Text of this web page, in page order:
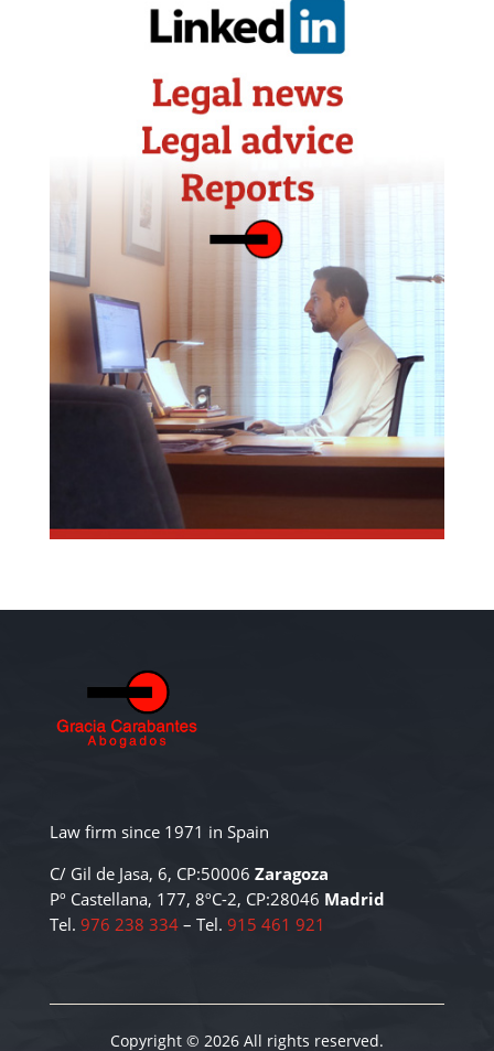
Law firm since 1971 in Spain
C/ Gil de Jasa, 6, CP:50006 Zaragoza
Pº Castellana, 177, 8ºC-2, CP:28046 Madrid
Tel. 976 238 334– Tel. 915 461 921
Copyright © 2026 All rights reserved.